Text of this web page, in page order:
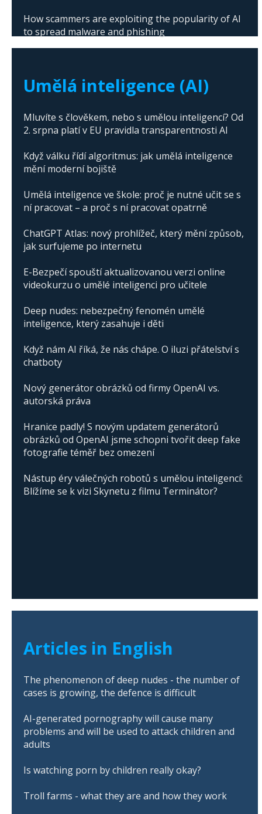
How scammers are exploiting the popularity of AI
to spread malware and phishing
Umělá inteligence (AI)
Mluvíte s člověkem, nebo s umělou inteligencí? Od
2. srpna platí v EU pravidla transparentnosti AI
Když válku řídí algoritmus: jak umělá inteligence
mění moderní bojiště
Umělá inteligence ve škole: proč je nutné učit se s
ní pracovat – a proč s ní pracovat opatrně
ChatGPT Atlas: nový prohlížeč, který mění způsob,
jak surfujeme po internetu
E-Bezpečí spouští aktualizovanou verzi online
videokurzu o umělé inteligenci pro učitele
Deep nudes: nebezpečný fenomén umělé
inteligence, který zasahuje i děti
Když nám AI říká, že nás chápe. O iluzi přátelství s
chatboty
Nový generátor obrázků od firmy OpenAI vs.
autorská práva
Hranice padly! S novým updatem generátorů
obrázků od OpenAI jsme schopni tvořit deep fake
fotografie téměř bez omezení
Nástup éry válečných robotů s umělou inteligencí:
Blížíme se k vizi Skynetu z filmu Terminátor?
Articles in English
The phenomenon of deep nudes - the number of
cases is growing, the defence is difficult
AI-generated pornography will cause many
problems and will be used to attack children and
adults
Is watching porn by children really okay?
Troll farms - what they are and how they work